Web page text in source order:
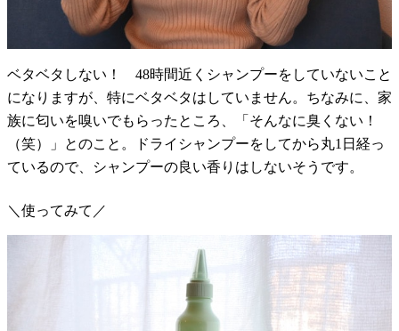
ベタベタしない！ 48時間近くシャンプーをしていないこと
になりますが、特にベタベタはしていません。ちなみに、家
族に匂いを嗅いでもらったところ、「そんなに臭くない！
（笑）」とのこと。ドライシャンプーをしてから丸1日経っ
ているので、シャンプーの良い香りはしないそうです。
＼使ってみて／